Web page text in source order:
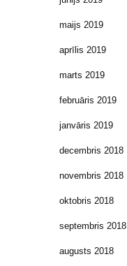
maijs 2019
aprīlis 2019
marts 2019
februāris 2019
janvāris 2019
decembris 2018
novembris 2018
oktobris 2018
septembris 2018
augusts 2018